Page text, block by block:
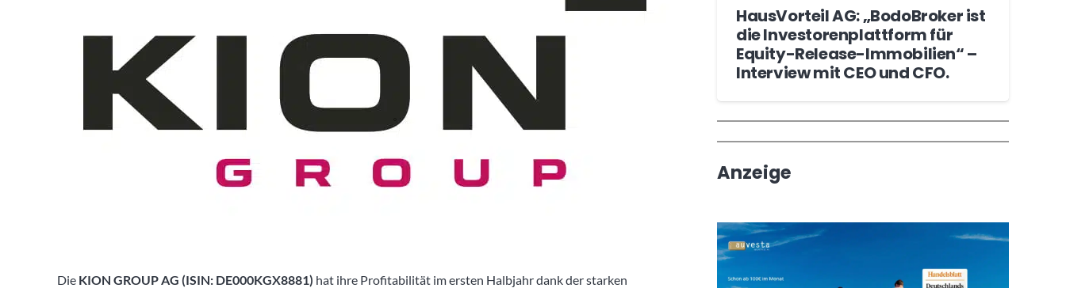
Die KION GROUP AG (ISIN: DE000KGX8881) hat ihre Profitabilität im ersten Halbjahr dank der starken
HausVorteil AG: „BodoBroker ist
die Investorenplattform für
Equity-Release-Immobilien“ –
Interview mit CEO und CFO.
Wochenrückblick
Trendthemen
Anzeige